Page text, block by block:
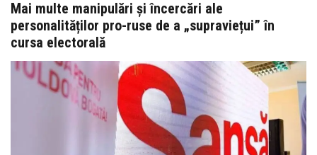
Mai multe manipulări și încercări ale
personalităților pro-ruse de a „supraviețui” în
cursa electorală